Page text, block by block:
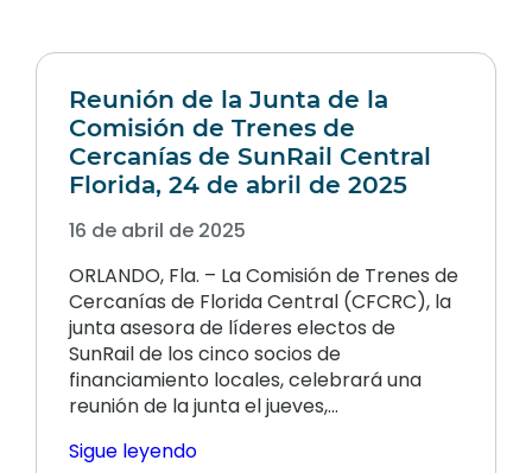
Reunión de la Junta de la
Comisión de Trenes de
Cercanías de SunRail Central
Florida, 24 de abril de 2025
16 de abril de 2025
ORLANDO, Fla. – La Comisión de Trenes de
Cercanías de Florida Central (CFCRC), la
junta asesora de líderes electos de
SunRail de los cinco socios de
financiamiento locales, celebrará una
reunión de la junta el jueves,…
Sigue leyendo